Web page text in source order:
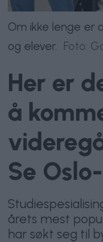
Om ikke lenge er
og elever. Foto:
Her er
å
Se
årets mest
har søkt seg til